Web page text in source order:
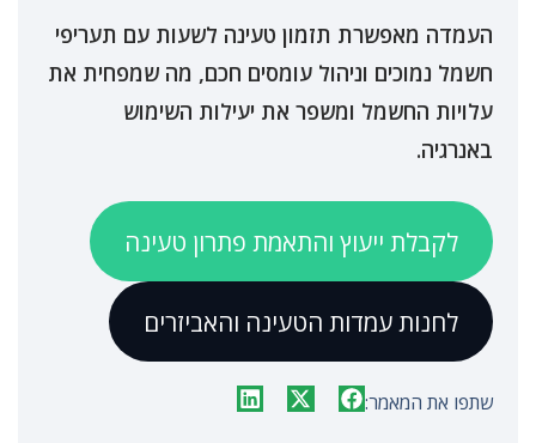
העמדה מאפשרת תזמון טעינה לשעות עם תעריפי
חשמל נמוכים וניהול עומסים חכם, מה שמפחית את
עלויות החשמל ומשפר את יעילות השימוש
באנרגיה.
לקבלת ייעוץ והתאמת פתרון טעינה
לחנות עמדות הטעינה והאביזרים
שתפו את המאמר: